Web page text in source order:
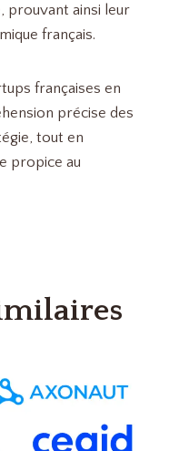
prouvant ainsi leur
français.
françaises en
précise des
tout en
propice au